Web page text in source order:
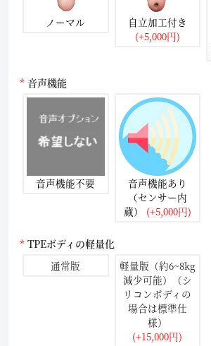
ノーマル
自立加工付き
(+5,000円)
音声機能
音声機能不要
音声機能あり
（センサー内
蔵）
(+5,000円)
TPEボディの軽量化
通常版
軽量版（約6~8kg
減少可能）（シ
リコンボディの
場合は標準仕
様）
(+15,000円)